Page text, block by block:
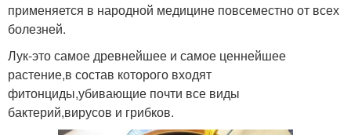
применяется в народной медицине повсеместно от всех
болезней.
Лук-это самое древнейшее и самое ценнейшее
растение,в состав которого входят
фитонциды,убивающие почти все виды
бактерий,вирусов и грибков.